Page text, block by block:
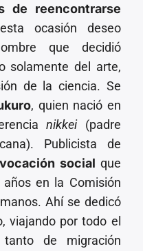
de reencontrarse
ocasión deseo
que decidió
solamente del arte,
de la ciencia. Se
, quien nació en
nikkei (padre
Publicista de
vocación social que
en la Comisión
Ahí se dedicó
viajando por todo el
de migración